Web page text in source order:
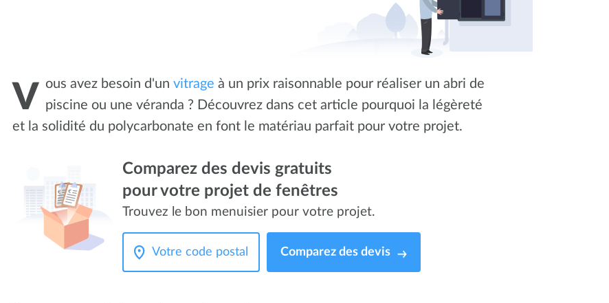
V ous avez besoin d'un vitrage à un prix raisonnable pour réaliser un abri de
piscine ou une véranda ? Découvrez dans cet article pourquoi la légèreté
et la solidité du polycarbonate en font le matériau parfait pour votre projet.
Comparez des devis gratuits
pour votre projet de fenêtres
Trouvez le bon menuisier pour votre projet.
Comparez des devis